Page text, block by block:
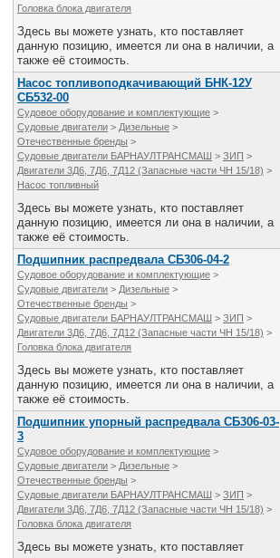
Головка блока двигателя
Здесь вы можете узнать, кто поставляет
данную позицию, имеется ли она в наличии, а
также её стоимость.
Насос топливоподкачивающий БНК-12У
CБ532-00
Судовое оборудование и комплектующие >
Судовые двигатели > Дизельные >
Отечественные бренды >
Судовые двигатели БАРНАУЛТРАНСМАШ > ЗИП >
Двигатели 3Д6, 7Д6, 7Д12 (Запасные части ЧН 15/18) >
Насос топливный
Здесь вы можете узнать, кто поставляет
данную позицию, имеется ли она в наличии, а
также её стоимость.
Подшипник распредвала СБ306-04-2
Судовое оборудование и комплектующие >
Судовые двигатели > Дизельные >
Отечественные бренды >
Судовые двигатели БАРНАУЛТРАНСМАШ > ЗИП >
Двигатели 3Д6, 7Д6, 7Д12 (Запасные части ЧН 15/18) >
Головка блока двигателя
Здесь вы можете узнать, кто поставляет
данную позицию, имеется ли она в наличии, а
также её стоимость.
Подшипник упорный распредвала СБ306-03-
3
Судовое оборудование и комплектующие >
Судовые двигатели > Дизельные >
Отечественные бренды >
Судовые двигатели БАРНАУЛТРАНСМАШ > ЗИП >
Двигатели 3Д6, 7Д6, 7Д12 (Запасные части ЧН 15/18) >
Головка блока двигателя
Здесь вы можете узнать, кто поставляет